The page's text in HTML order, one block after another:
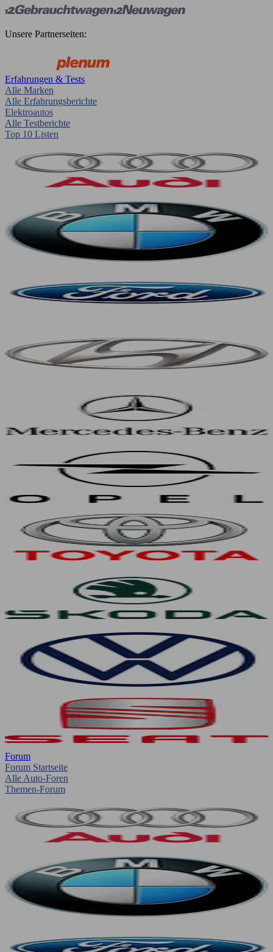
Unsere Partnerseiten:
Erfahrungen & Tests
Alle Marken
Alle Erfahrungsberichte
Elektroautos
Alle Testberichte
Top 10 Listen
Forum
Forum Startseite
Alle Auto-Foren
Themen-Forum